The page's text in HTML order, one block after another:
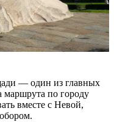
— один из главных
маршрута по городу
вместе с Невой,